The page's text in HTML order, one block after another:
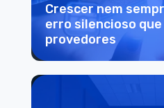
Crescer nem
erro silencioso
provedores